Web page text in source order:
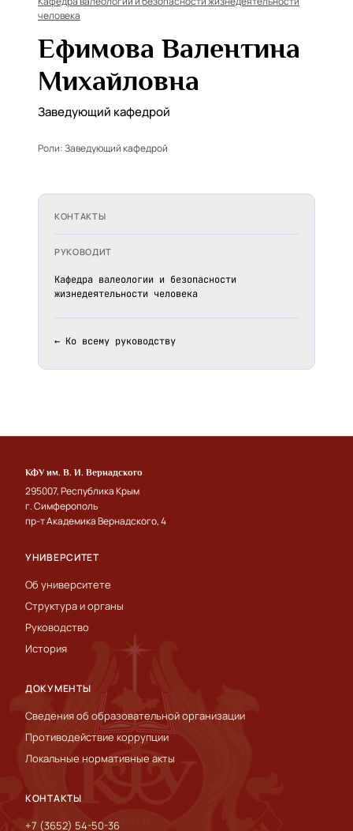
человека
Ефимова Валентина
Михайловна
Заведующий кафедрой
Роли:Заведующий кафедрой
КОНТАКТЫ
РУКОВОДИТ
Кафедра валеологии и безопасности
жизнедеятельности человека
← Ко всему руководству
КФУ им. В. И. Вернадского
295007, Республика Крым
г. Симферополь
пр-т Академика Вернадского, 4
УНИВЕРСИТЕТ
Об университете
Структура и органы
Руководство
История
ДОКУМЕНТЫ
Сведения об образовательной организации
Противодействие коррупции
Локальные нормативные акты
КОНТАКТЫ
+7 (3652) 54-50-36